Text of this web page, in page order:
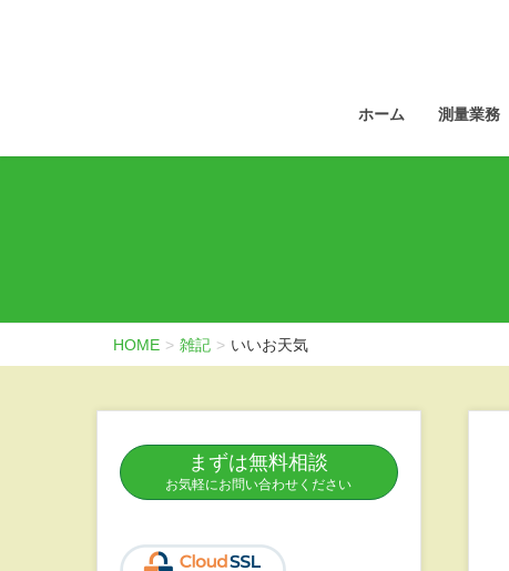
ホーム 測量業務
HOME 雑記 いいお天気
まずは無料相談
お気軽にお問い合わせください